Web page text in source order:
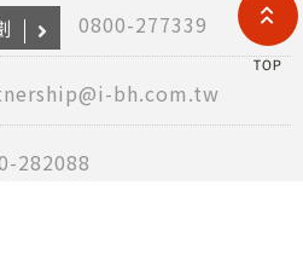
TOP
0800-277339
bh.com.tw
282088